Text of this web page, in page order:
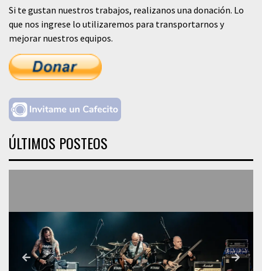
Si te gustan nuestros trabajos, realizanos una donación. Lo
que nos ingrese lo utilizaremos para transportarnos y
mejorar nuestros equipos.
ÚLTIMOS POSTEOS